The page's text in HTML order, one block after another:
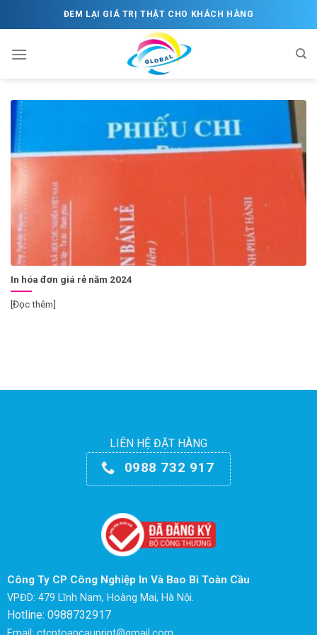
to
ĐEM LẠI GIÁ TRỊ THẬT CHO KHÁCH HÀNG
In hóa đơn giá rẻ năm 2024
[Đọc thêm]
LIÊN HỆ ĐẶT HÀNG
0988 732 917
Công Ty CP Công Nghiệp In Và Bao Bì Toàn Cầu
VPĐD: 479 Lĩnh Nam, Hoàng Mai, Hà Nội.
Hotline: 0988732917